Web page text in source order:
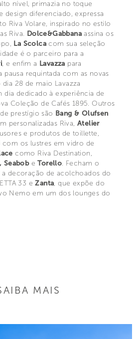
nível, primazia no toque
design diferenciado, expressa
Riva Volare, inspirado no estilo
Riva. Dolce&Gabbanaassina os
La Scolcacom sua seleção
é o parceiro para a
, e enfim a Lavazza para
requintada com as novas
dia 28 de maio Lavazza
dia dedicado à experiência de
Coleção de Cafés 1895. Outros
prestígio são Bang & Olufsen
personalizadas Riva, Atelier
e produtos de toillette,
com os lustres em vidro de
como Riva Destination,
Seabob e Torello. Fecham o
a decoração de acolchoados do
33 eZanta, que expõe do
Nemo em um dos lounges do
MAIS